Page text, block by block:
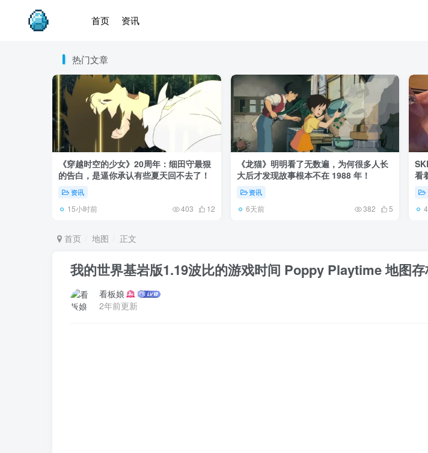
首页 资讯
热门文章
《穿越时空的少女》20周年：细田守最狠
的告白，是逼你承认有些夏天回不去了！
资讯
15小时前 403 12
《龙猫》明明看了无数遍，为何很多人长
大后才发现故事根本不在 1988 年！
资讯
6天前 382 5
看
首页 地图 正文
我的世界基岩版1.19波比的游戏时间 Poppy Playtime 地图
看板娘
2年前更新